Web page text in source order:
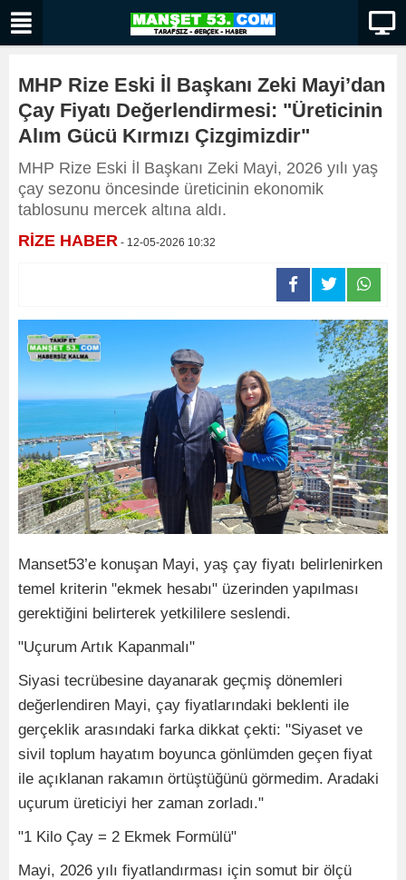
MHP Rize Eski İl Başkanı Zeki Mayi’dan
Çay Fiyatı Değerlendirmesi: "Üreticinin
Alım Gücü Kırmızı Çizgimizdir"
MHP Rize Eski İl Başkanı Zeki Mayi, 2026 yılı yaş
çay sezonu öncesinde üreticinin ekonomik
tablosunu mercek altına aldı.
RİZE HABER - 12-05-2026 10:32
Manset53’e konuşan Mayi, yaş çay fiyatı belirlenirken
temel kriterin "ekmek hesabı" üzerinden yapılması
gerektiğini belirterek yetkililere seslendi.
​"Uçurum Artık Kapanmalı"
Siyasi tecrübesine dayanarak geçmiş dönemleri
değerlendiren Mayi, çay fiyatlarındaki beklenti ile
gerçeklik arasındaki farka dikkat çekti: "Siyaset ve
sivil toplum hayatım boyunca gönlümden geçen fiyat
ile açıklanan rakamın örtüştüğünü görmedim. Aradaki
uçurum üreticiyi her zaman zorladı."
​"1 Kilo Çay = 2 Ekmek Formülü"
Mayi, 2026 yılı fiyatlandırması için somut bir ölçü